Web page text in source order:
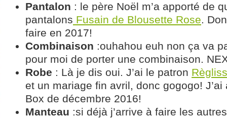
Pantalon : le père Noël m’a apporté de
pantalons Fusain de Blousette Rose.
faire en 2017!
Combinaison :ouhahou euh non ça va
pour moi de porter une combinaison.
Robe : Là je dis oui. J’ai le patron
et un mariage fin avril, donc gogogo!
Box de décembre 2016!
Manteau :si déjà j’arrive à faire les